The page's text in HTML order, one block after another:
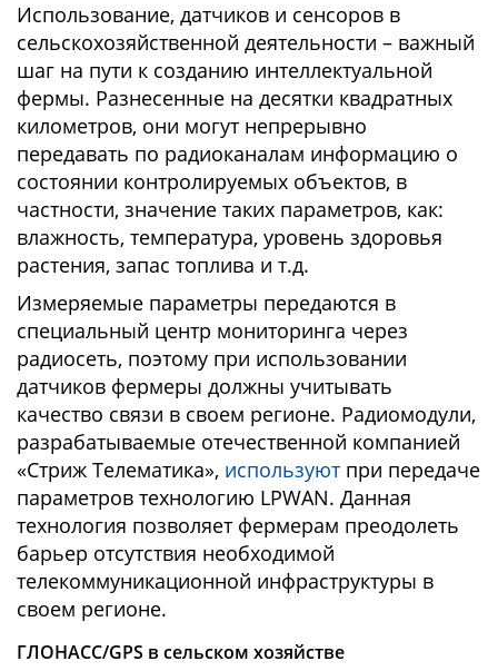
Использование, датчиков и сенсоров в
сельскохозяйственной деятельности – важный
шаг на пути к созданию интеллектуальной
фермы. Разнесенные на десятки квадратных
километров, они могут непрерывно
передавать по радиоканалам информацию о
состоянии контролируемых объектов, в
частности, значение таких параметров, как:
влажность, температура, уровень здоровья
растения, запас топлива и т.д.
Измеряемые параметры передаются в
специальный центр мониторинга через
радиосеть, поэтому при использовании
датчиков фермеры должны учитывать
качество связи в своем регионе. Радиомодули,
разрабатываемые отечественной компанией
«Стриж Телематика», используют при передаче
параметров технологию LPWAN. Данная
технология позволяет фермерам преодолеть
барьер отсутствия необходимой
телекоммуникационной инфраструктуры в
своем регионе.
ГЛОНАСС/GPS в сельском хозяйстве